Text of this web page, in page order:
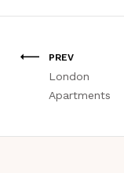
PREV
London
Apartments